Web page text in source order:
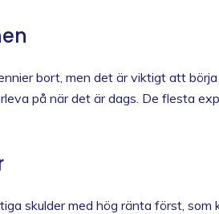
bort, men det är viktigt att
på när det är dags. De flesta
skulder med hög ränta först, som